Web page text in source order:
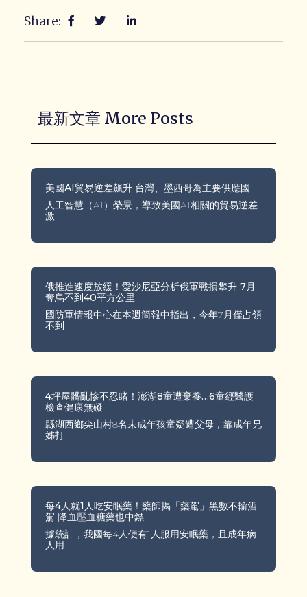
Share:
最新文章 More Posts
美國AI貿易逆差飆升 台灣、墨西哥為主要供應國
人工智慧（AI）榮景，導致美國AI相關的貿易逆差
激
俄推進速度放緩！愛沙尼亞分析俄軍戰損攀升 7月
奪烏不到40平方公里
國防軍情報中心在本週簡報中指出，今年7月僅占領
不到
4坪屋髒亂慘不忍睹！澎湖8童遭棄養…6童經醫護
檢查健康無礙
縣湖西鄉尖山村8名未成年孩童疑遭父母，靠成年兄
姊打
每4人就1人吃安眠藥！藥師揭「藥駕」黑數不輸酒
駕 降血壓血糖藥也中鏢
據統計，我國每4人便有1人服用安眠藥，且成年病
人用